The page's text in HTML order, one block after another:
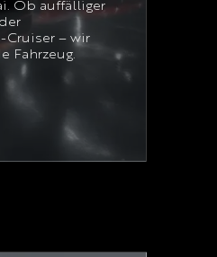
Ob auffälliger
Cruiser – wir
Fahrzeug.